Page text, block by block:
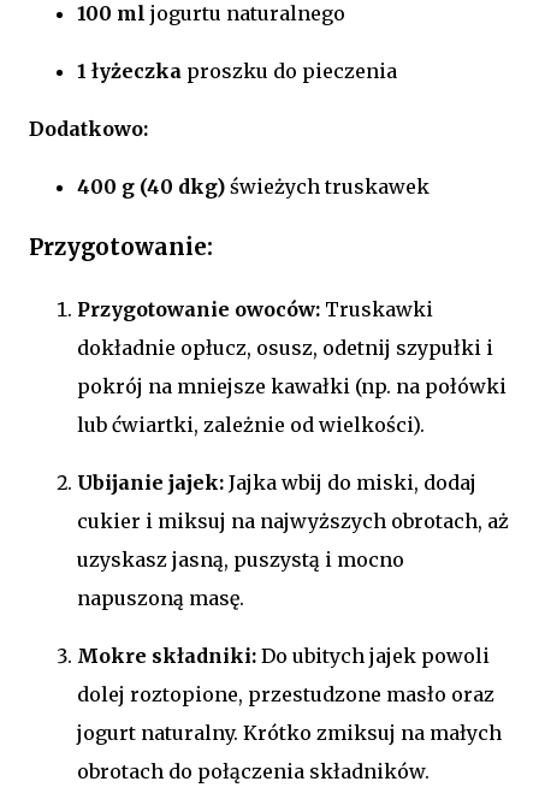
100 ml jogurtu naturalnego
1 łyżeczka proszku do pieczenia
Dodatkowo:
400 g (40 dkg) świeżych truskawek
Przygotowanie:
Przygotowanie owoców: Truskawki
dokładnie opłucz, osusz, odetnij szypułki i
pokrój na mniejsze kawałki (np. na połówki
lub ćwiartki, zależnie od wielkości).
Ubijanie jajek: Jajka wbij do miski, dodaj
cukier i miksuj na najwyższych obrotach, aż
uzyskasz jasną, puszystą i mocno
napuszoną masę.
Mokre składniki: Do ubitych jajek powoli
dolej roztopione, przestudzone masło oraz
jogurt naturalny. Krótko zmiksuj na małych
obrotach do połączenia składników.